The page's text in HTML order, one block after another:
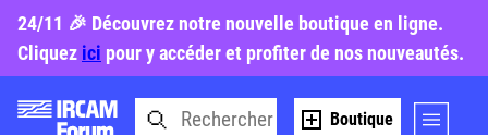
24/11 🎉 Découvrez notre nouvelle boutique en ligne.
Cliquez ici pour y accéder et profiter de nos nouveautés.
Boutique